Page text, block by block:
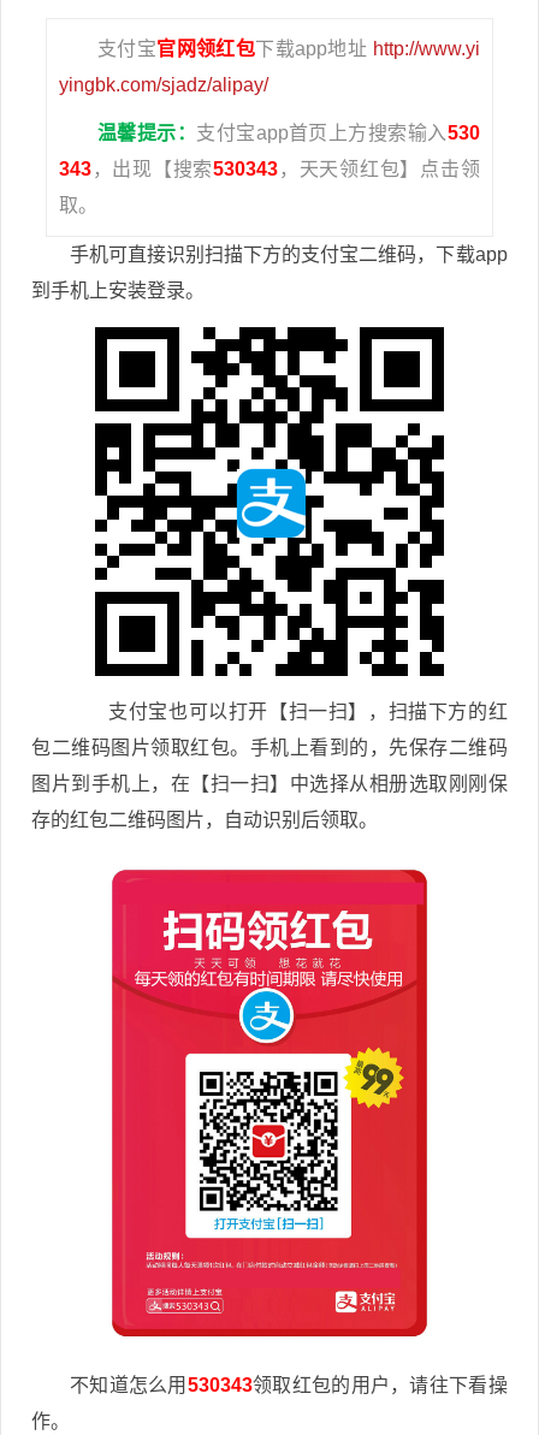
支付宝官网领红包下载app地址 http://www.yi
yingbk.com/sjadz/alipay/
温馨提示： 支付宝app首页上方搜索输入530
343，出现【搜索530343 ，天天领红包】点击领
取。
手机可直接识别扫描下方的支付宝二维码，下载app
到手机上安装登录。
支付宝也可以打开【扫一扫】，扫描下方的红
包二维码图片领取红包。手机上看到的，先保存二维码
图片到手机上，在【扫一扫】中选择从相册选取刚刚保
存的红包二维码图片，自动识别后领取。
不知道怎么用 530343领取红包的用户，请往下看操
作。